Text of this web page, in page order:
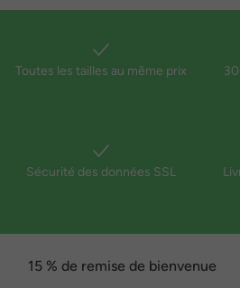
Toutes les tailles au même prix
Sécurité des données SSL
15 % de remise de bienvenue